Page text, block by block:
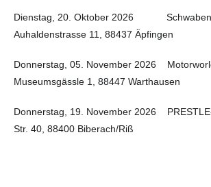
Dienstag, 20. Oktober 2026
Auhaldenstrasse 11, 88437 Äpfingen
Donnerstag, 05. November 2026
Museumsgässle 1, 88447 Warthausen
Donnerstag, 19. November 2026
Str. 40, 88400 Biberach/Riß